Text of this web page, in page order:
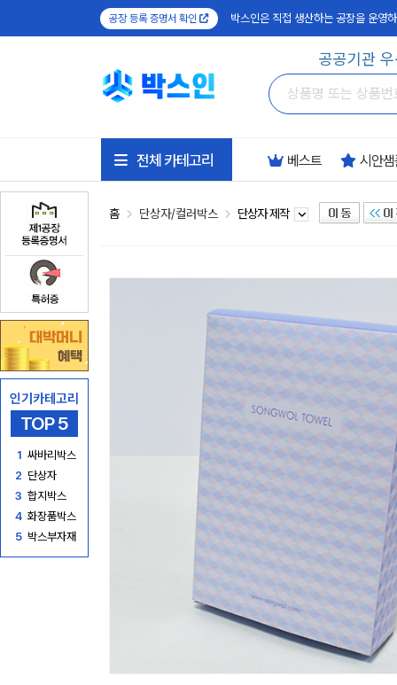
공장 등록 증명서 확인 박스인은 직접 생산하는 공장을 운영
공공기관
인기카테고리
TOP 5
1 싸바리박스
2 단상자
3 합지박스
4 화장품박스
5 박스부자재
전체 카테고리 베스트 시안
홈 단상자/컬러박스 단상자 제작